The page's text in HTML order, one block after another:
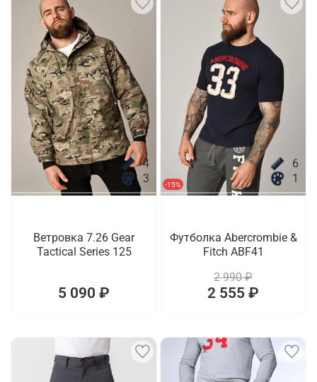
4
3
Ветровка 7.26 Gear
Tactical Series 125
5 090 ₽
-15%
6
1
Футболка Abercrombie &
Fitch ABF41
2 990 ₽
2 555 ₽